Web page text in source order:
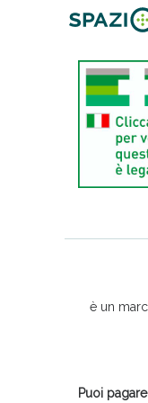
è un
Puoi